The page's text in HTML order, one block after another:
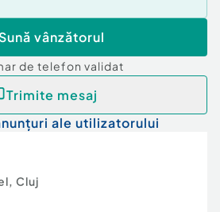
P157392
Sună vânzătorul
de telefon validat
Trimite mesaj
ale utilizatorului
, Cluj